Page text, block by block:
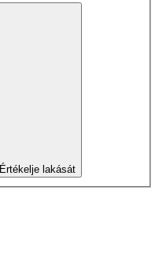
Értékelje lakását